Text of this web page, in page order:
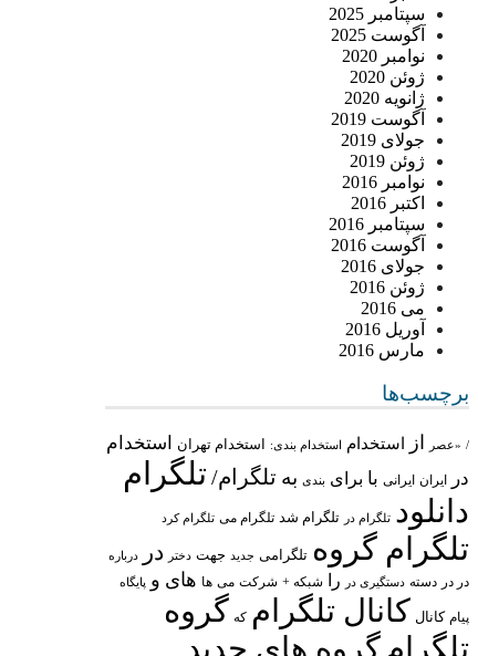
سپتامبر 2025
آگوست 2025
نوامبر 2020
ژوئن 2020
ژانویه 2020
آگوست 2019
جولای 2019
ژوئن 2019
نوامبر 2016
اکتبر 2016
سپتامبر 2016
آگوست 2016
جولای 2016
ژوئن 2016
می 2016
آوریل 2016
مارس 2016
برچسب‌ها
/ «عصر از استخدام استخدام بندی: استخدام تهران
استخدام
در
ایران ایرانی با برای بندی به تلگرام/ تلگرام
دانلود تلگرام در تلگرام شد تلگرام می تلگرام کرد
تلگرام گروه تلگرامی جدید جهت دختر در درباره
در در دسته دستگیری در را شبکه + شرکت می ها های و پایگاه
پیام کانال کانال تلگرام که گروه
تلگرام گروه های جدید